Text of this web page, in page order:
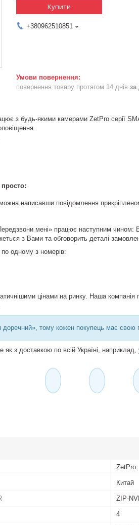
Купити
+380962510851
повернення товару протягом 14 днів за
з будь-якими камерами ZetPro серії
написавши повідомлення
мені» працює наступним чином:
з Вами та обговорить деталі
одному з номерів:
цінами на ринку. Наша компанія
тому кожен покупець має свою
з доставкою по всій Україні, наприклад,
ZetPro
Китай
ZIP-
4